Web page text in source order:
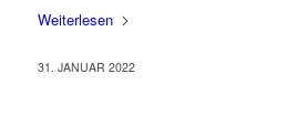
Weiterlesen
31. JANUAR 2022